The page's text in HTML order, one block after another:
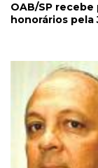
OAB/SP
honorários pela